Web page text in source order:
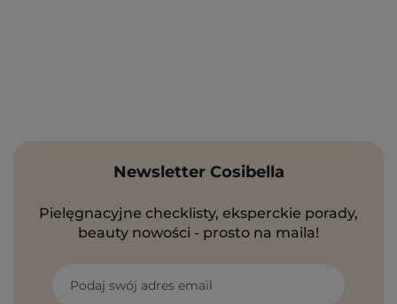
Newsletter Cosibella
Pielęgnacyjne checklisty, eksperckie porady,
beauty nowości - prosto na maila!
Podaj swój adres email